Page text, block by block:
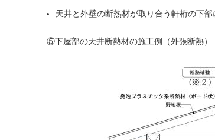
天井と外壁の断熱材が取り合う軒桁の下部
⑤下屋部の天井断熱材の施工例（外張断熱）